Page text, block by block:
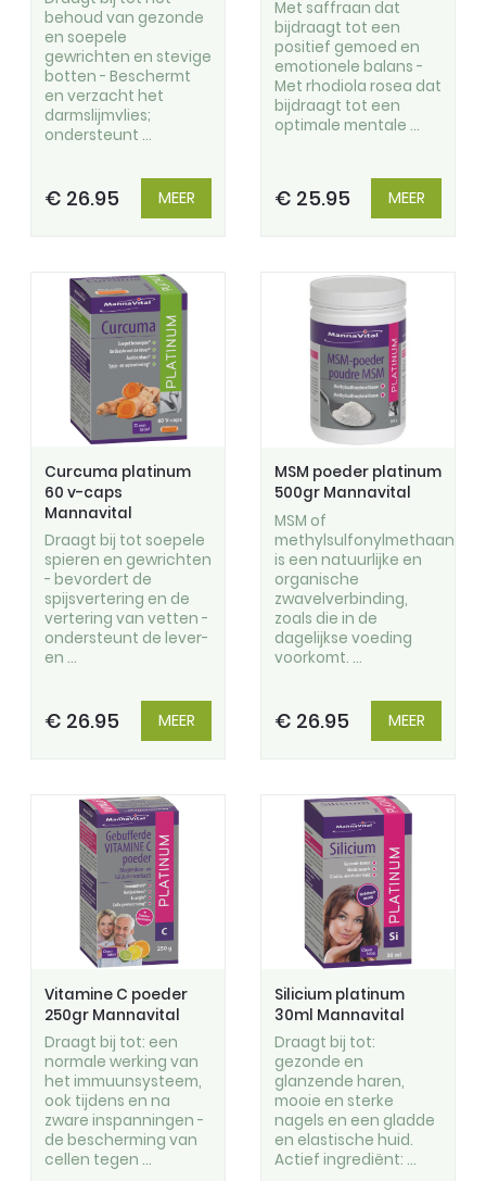
behoud van gezonde
en soepele
gewrichten en stevige
botten - Beschermt
en verzacht het
darmslijmvlies;
ondersteunt ...
€ 26.95 MEER
Met saffraan dat
bijdraagt tot een
positief gemoed en
emotionele balans -
Met rhodiola rosea dat
bijdraagt tot een
optimale mentale ...
€ 25.95 MEER
Curcuma platinum
60 v-caps
Mannavital
Draagt bij tot soepele
spieren en gewrichten
- bevordert de
spijsvertering en de
vertering van vetten -
ondersteunt de lever-
en ...
€ 26.95 MEER
MSM poeder platinum
500gr Mannavital
MSM of
methylsulfonylmethaan
is een natuurlijke en
organische
zwavelverbinding,
zoals die in de
dagelijkse voeding
voorkomt. ...
€ 26.95 MEER
Vitamine C poeder
250gr Mannavital
Draagt bij tot: een
normale werking van
het immuunsysteem,
ook tijdens en na
zware inspanningen -
de bescherming van
cellen tegen ...
Silicium platinum
30ml Mannavital
Draagt bij tot:
gezonde en
glanzende haren,
mooie en sterke
nagels en een gladde
en elastische huid.
Actief ingrediënt: ...